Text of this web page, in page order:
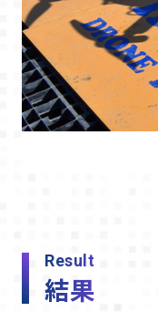
Result
結果